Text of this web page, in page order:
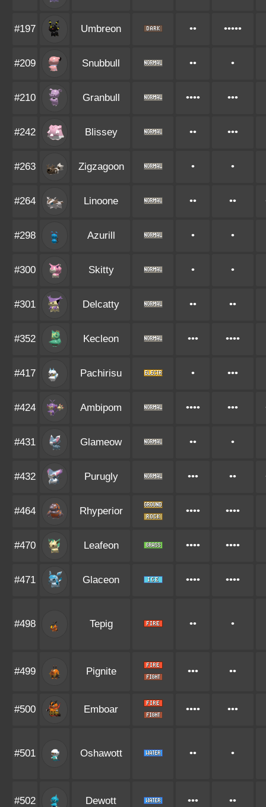
#197 Umbreon •• •••••
#209 Snubbull •• •
#210 Granbull •••• •••
#242 Blissey •• •••
#263 Zigzagoon • •
#264 Linoone •• ••
#298 Azurill • •
#300 Skitty • •
#301 Delcatty •• ••
#352 Kecleon ••• ••••
#417 Pachirisu • •••
#424 Ambipom •••• •••
#431 Glameow •• •
#432 Purugly ••• ••
#464 Rhyperior •••• ••••
#470 Leafeon •••• ••••
#471 Glaceon •••• ••••
#498 Tepig •• •
#499 Pignite ••• ••
#500 Emboar •••• •••
#501 Oshawott •• •
#502 Dewott ••• ••